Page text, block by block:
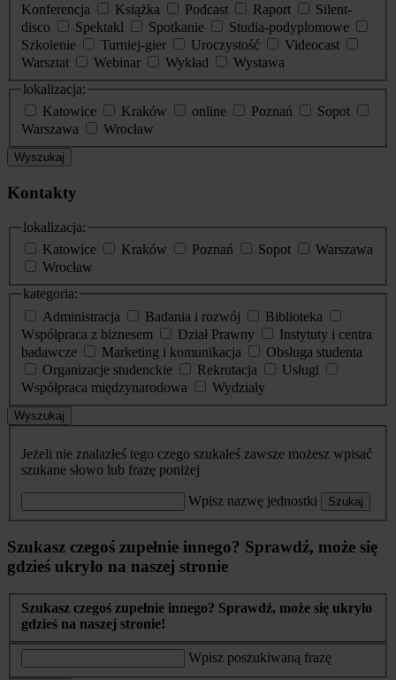
Konferencja
Książka Podcast Raport
Silent-
disco
Spektakl Spotkanie
Studia-podyplomowe
Szkolenie
Turniej-gier Uroczystość
Videocast
Warsztat
Webinar Wykład
Wystawa
lokalizacja:
Katowice
Kraków online Poznań
Sopot
Warszawa
Wrocław
Wyszukaj
Kontakty
lokalizacja:
Katowice
Kraków Poznań Sopot
Warszawa
Wrocław
kategoria:
Administracja
Badania i rozwój
Biblioteka
Współpraca z biznesem
Dział Prawny
Instytuty i centra
badawcze
Marketing i komunikacja
Obsługa studenta
Organizacje studenckie
Rekrutacja
Usługi
Współpraca międzynarodowa
Wydziały
Wyszukaj
Jeżeli nie znalazłeś tego czego szukałeś zawsze możesz wpisać
szukane słowo lub frazę poniżej
Wpisz nazwę jednostki Szukaj
Szukasz czegoś zupełnie innego? Sprawdź, może się
gdzieś ukryło na naszej stronie
Szukasz czegoś zupełnie innego? Sprawdź, może się ukryło
gdzieś na naszej stronie!
Wpisz poszukiwaną frazę